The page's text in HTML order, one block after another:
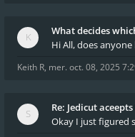
What decides
Hi All, does
Keith R, mer. oct. 08, 2025
Re: Jedicut
Okay I just figured